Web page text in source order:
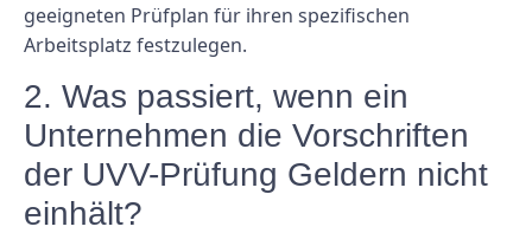
geeigneten Prüfplan für ihren spezifischen
Arbeitsplatz festzulegen.
2. Was passiert, wenn ein
Unternehmen die Vorschriften
der UVV-Prüfung Geldern nicht
einhält?